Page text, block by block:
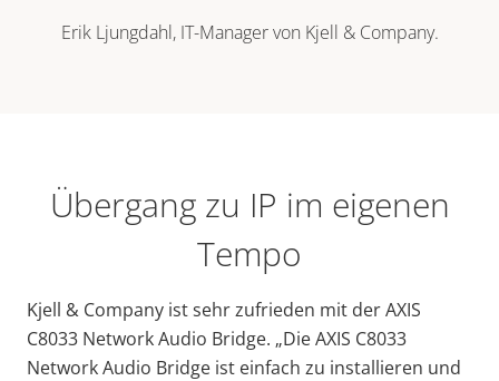
Erik Ljungdahl, IT-Manager von Kjell & Company.
Übergang zu IP im eigenen
Tempo
Kjell & Company ist sehr zufrieden mit der AXIS
C8033 Network Audio Bridge. „Die AXIS C8033
Network Audio Bridge ist einfach zu installieren und